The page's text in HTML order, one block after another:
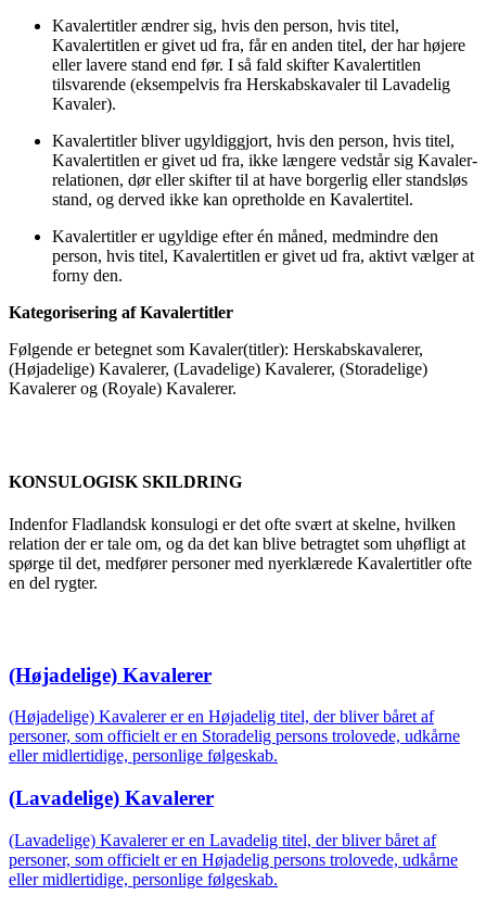
Kavalertitler ændrer sig, hvis den person, hvis titel,
Kavalertitlen er givet ud fra, får en anden titel, der har højere
eller lavere stand end før. I så fald skifter Kavalertitlen
tilsvarende (eksempelvis fra Herskabskavaler til Lavadelig
Kavaler).
Kavalertitler bliver ugyldiggjort, hvis den person, hvis titel,
Kavalertitlen er givet ud fra, ikke længere vedstår sig Kavaler-
relationen, dør eller skifter til at have borgerlig eller standsløs
stand, og derved ikke kan opretholde en Kavalertitel.
Kavalertitler er ugyldige efter én måned, medmindre den
person, hvis titel, Kavalertitlen er givet ud fra, aktivt vælger at
forny den.
Kategorisering af Kavalertitler
Følgende er betegnet som Kavaler(titler): Herskabskavalerer,
(Højadelige) Kavalerer, (Lavadelige) Kavalerer, (Storadelige)
Kavalerer og (Royale) Kavalerer.
KONSULOGISK SKILDRING
Indenfor Fladlandsk konsulogi er det ofte svært at skelne, hvilken
relation der er tale om, og da det kan blive betragtet som uhøfligt at
spørge til det, medfører personer med nyerklærede Kavalertitler ofte
en del rygter.
(Højadelige) Kavalerer
(Højadelige) Kavalerer er en Højadelig titel, der bliver båret af
personer, som officielt er en Storadelig persons trolovede, udkårne
eller midlertidige, personlige følgeskab.
(Lavadelige) Kavalerer
(Lavadelige) Kavalerer er en Lavadelig titel, der bliver båret af
personer, som officielt er en Højadelig persons trolovede, udkårne
eller midlertidige, personlige følgeskab.